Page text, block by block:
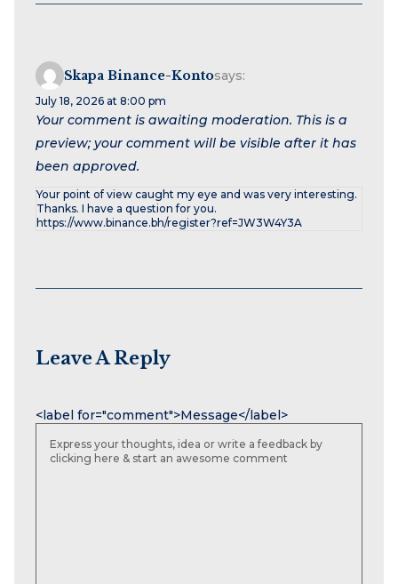
Skapa Binance-Kontosays:
July 18, 2026 at 8:00 pm
Your comment is awaiting moderation. This is a
preview; your comment will be visible after it has
been approved.
Your point of view caught my eye and was very interesting.
Thanks. I have a question for you.
https://www.binance.bh/register?ref=JW3W4Y3A
Leave A Reply
<label for="comment">Message</label>